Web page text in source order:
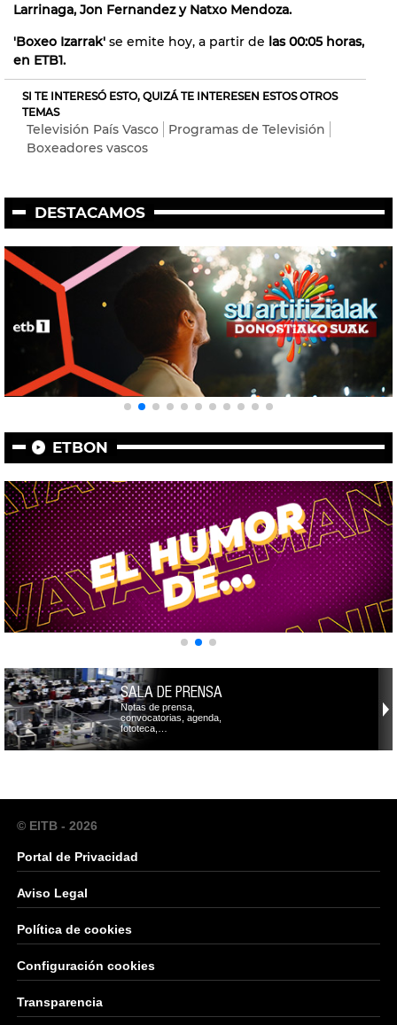
Larrinaga, Jon Fernandez y Natxo Mendoza.
'Boxeo Izarrak' se emite hoy, a partir de las 00:05 horas,
en ETB1.
SI TE INTERESÓ ESTO, QUIZÁ TE INTERESEN ESTOS OTROS
TEMAS
Televisión País Vasco
Programas de Televisión
Boxeadores vascos
DESTACAMOS
ETBON
SALA DE PRENSA
Notas de prensa,
convocatorias, agenda,
fototeca,…
© EITB - 2026
Portal de Privacidad
Aviso Legal
Política de cookies
Configuración cookies
Transparencia